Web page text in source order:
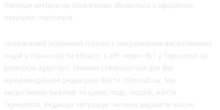
Погляди авторів не обов'язково збігаються з офіційною
позицією партнерів
Незалежний новинний портал з оперативним висвітленням
подій у Тернополі та області. Сайт новин №1 у Тернополі за
розміром аудиторії. Новини створюються для Вас
мультимедійною редакцією RIA та 20minut.ua. Ми
висвітлюємо важливі та цікаві події, людей, життя
Тернополя. Редакція запрошує читачів додавати власні